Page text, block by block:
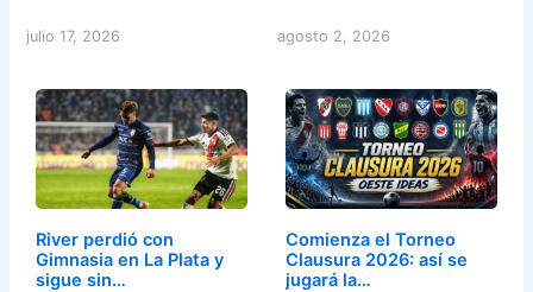
julio 17, 2026 agosto 2, 2026
River perdió con
Gimnasia en La Plata y
sigue sin…
Comienza el Torneo
Clausura 2026: así se
jugará la…